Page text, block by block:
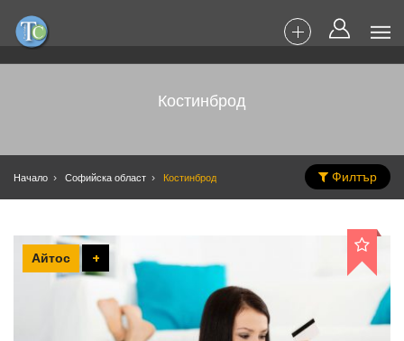
Костинброд
Начало Софийска област Костинброд Филтър
Айтос +